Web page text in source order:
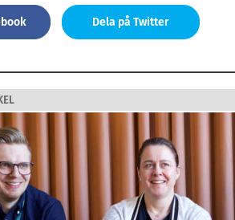
Dela på Twitter